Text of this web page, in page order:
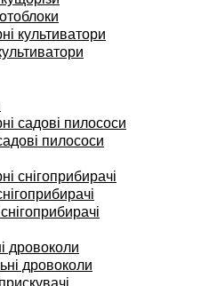
культиватори
садові пилососи
пилососи
снігоприбирачі
дровоколи
дровоколи